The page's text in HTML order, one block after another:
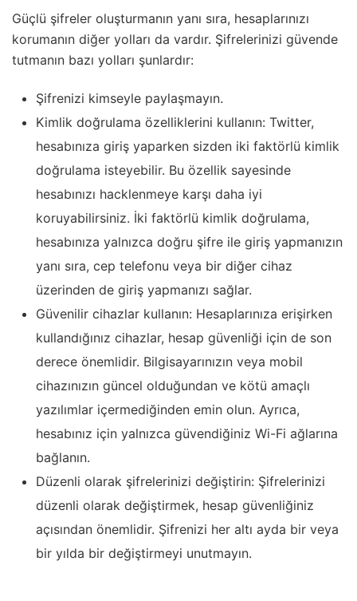
Güçlü şifreler oluşturmanın yanı sıra, hesaplarınızı
korumanın diğer yolları da vardır. Şifrelerinizi güvende
tutmanın bazı yolları şunlardır:
Şifrenizi kimseyle paylaşmayın.
Kimlik doğrulama özelliklerini kullanın: Twitter,
hesabınıza giriş yaparken sizden iki faktörlü kimlik
doğrulama isteyebilir. Bu özellik sayesinde
hesabınızı hacklenmeye karşı daha iyi
koruyabilirsiniz. İki faktörlü kimlik doğrulama,
hesabınıza yalnızca doğru şifre ile giriş yapmanızın
yanı sıra, cep telefonu veya bir diğer cihaz
üzerinden de giriş yapmanızı sağlar.
Güvenilir cihazlar kullanın: Hesaplarınıza erişirken
kullandığınız cihazlar, hesap güvenliği için de son
derece önemlidir. Bilgisayarınızın veya mobil
cihazınızın güncel olduğundan ve kötü amaçlı
yazılımlar içermediğinden emin olun. Ayrıca,
hesabınız için yalnızca güvendiğiniz Wi-Fi ağlarına
bağlanın.
Düzenli olarak şifrelerinizi değiştirin: Şifrelerinizi
düzenli olarak değiştirmek, hesap güvenliğiniz
açısından önemlidir. Şifrenizi her altı ayda bir veya
bir yılda bir değiştirmeyi unutmayın.